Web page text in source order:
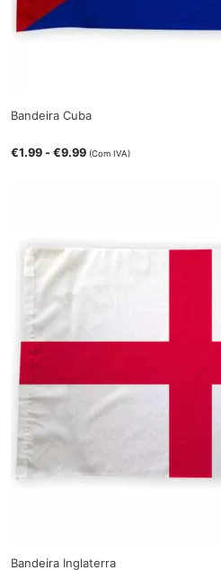
Bandeira Cuba
€1.99 -€9.99 (Com IVA)
Bandeira Inglaterra